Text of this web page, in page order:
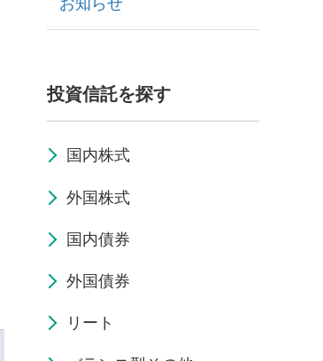
お知らせ
投資信託を探す
国内株式
外国株式
国内債券
外国債券
リート